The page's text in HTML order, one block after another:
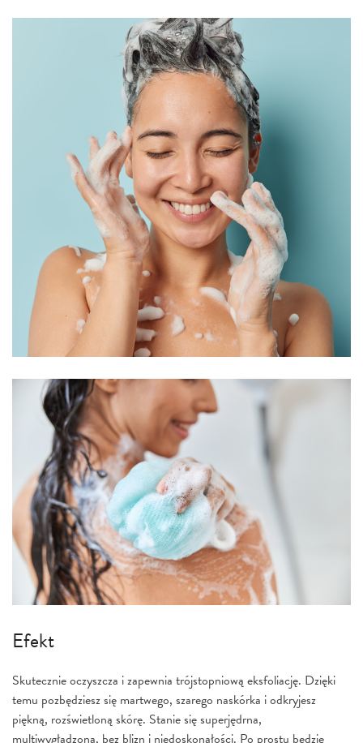
Efekt
Skutecznie oczyszcza i zapewnia trójstopniową eksfoliację. Dzięki
temu pozbędziesz się martwego, szarego naskórka i odkryjesz
piękną, rozświetloną skórę. Stanie się superjędrna,
multiwygładzona, bez blizn i niedoskonałości. Po prostu będzie